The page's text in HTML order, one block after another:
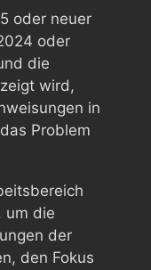
oder neuer
oder
die
wird,
in
Problem
um die
der
den Fokus